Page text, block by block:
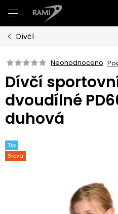
na
obsah
Dívčí
Neohodnoceno
Dívčí
dvoudílné
duhová
Tip
Sleva